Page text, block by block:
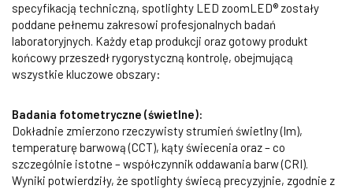
specyfikacją techniczną, spotlighty LED zoomLED® zostały
poddane pełnemu zakresowi profesjonalnych badań
laboratoryjnych. Każdy etap produkcji oraz gotowy produkt
końcowy przeszedł rygorystyczną kontrolę, obejmującą
wszystkie kluczowe obszary:
Badania fotometryczne (świetlne):
Dokładnie zmierzono rzeczywisty strumień świetlny (lm),
temperaturę barwową (CCT), kąty świecenia oraz – co
szczególnie istotne – współczynnik oddawania barw (CRI).
Wyniki potwierdziły, że spotlighty świecą precyzyjnie, zgodnie z